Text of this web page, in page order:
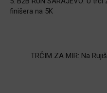
finišera na 5K
TRČIM ZA MIR: Na